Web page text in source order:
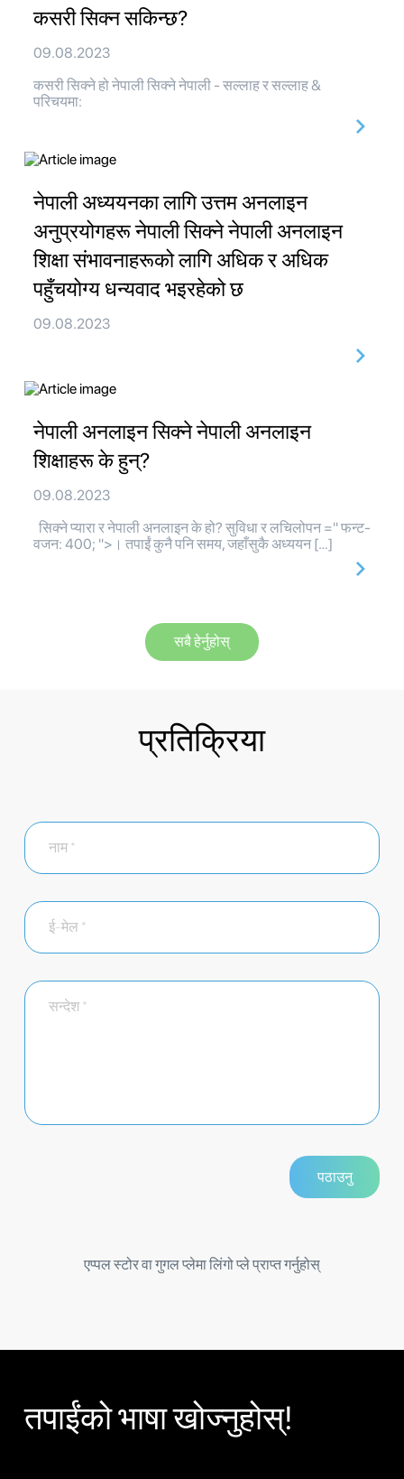
कसरी सिक्न सकिन्छ?
09.08.2023
कसरी सिक्ने हो नेपाली सिक्ने नेपाली - सल्लाह र सल्लाह &
परिचयमा:
नेपाली अध्ययनका लागि उत्तम अनलाइन
अनुप्रयोगहरू नेपाली सिक्ने नेपाली अनलाइन
शिक्षा संभावनाहरूको लागि अधिक र अधिक
पहुँचयोग्य धन्यवाद भइरहेको छ
09.08.2023
नेपाली अनलाइन सिक्ने नेपाली अनलाइन
शिक्षाहरू के हुन्?
09.08.2023
सिक्ने प्यारा र नेपाली अनलाइन के हो? सुविधा र लचिलोपन =" फन्ट-
वजन: 400; ">। तपाईं कुनै पनि समय, जहाँसुकै अध्ययन […]
सबै हेर्नुहोस्
प्रतिक्रिया
एप्पल स्टोर वा गुगल प्लेमा लिंगो प्ले प्राप्त गर्नुहोस्
तपाईंको भाषा खोज्नुहोस्!